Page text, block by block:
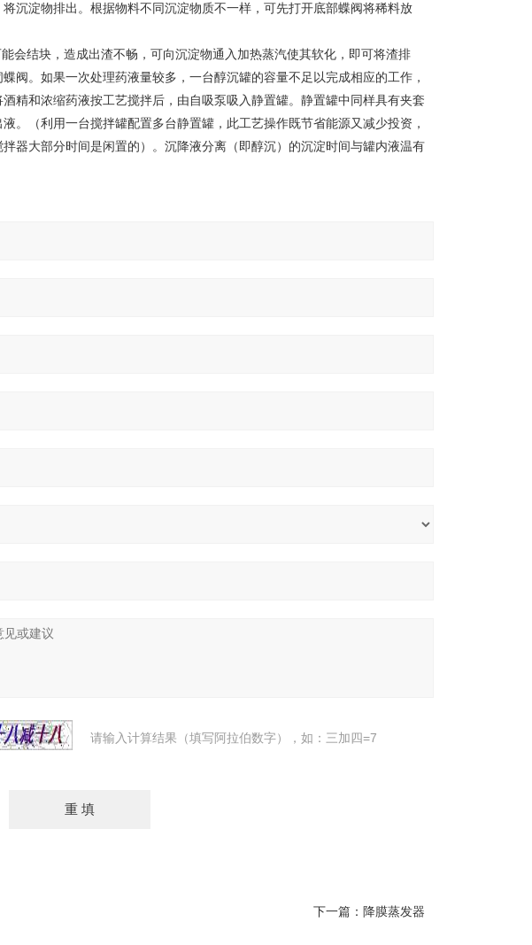
沉淀物排出。根据物料不同沉淀物质不一样，可先打开底部蝶阀将稀料放
会结块，造成出渣不畅，可向沉淀物通入加热蒸汽使其软化，即可将渣排
阀。如果一次处理药液量较多，一台醇沉罐的容量不足以完成相应的工作，
精和浓缩药液按工艺搅拌后，由自吸泵吸入静置罐。静置罐中同样具有夹套
。（利用一台搅拌罐配置多台静置罐，此工艺操作既节省能源又减少投资，
器大部分时间是闲置的）。沉降液分离（即醇沉）的沉淀时间与罐内液温有
请输入计算结果（填写阿拉伯数字），如：三加四=7
下一篇： 降膜蒸发器